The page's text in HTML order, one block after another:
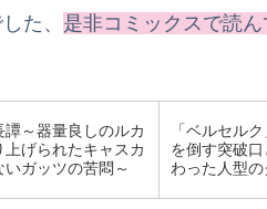
た、 是非コミックスで読
譚～器量良しのルカ
げられたキャスカ
ガッツの苦悶～
「ベルセル
を倒す突破
わった人型